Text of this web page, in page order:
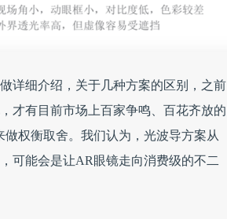
详细介绍，关于几种方案的区别，之前
才有目前市场上百家争鸣、百花齐放的
权衡取舍。我们认为，光波导方案从
可能会是让AR眼镜走向消费级的不二